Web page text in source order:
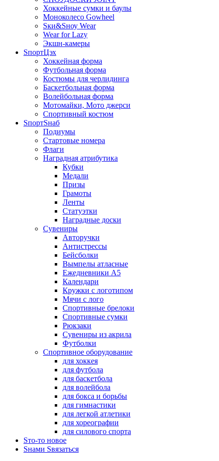
Хоккейные сумки и баулы
Моноколесо Gowheel
Sки&Sноу Wear
Wear for Lazy
Экшн-камеры
SпортЦэх
Хоккейная форма
Футбольная форма
Костюмы для черлидинга
Баскетбольная форма
Волейбольная форма
Мотомайки, Мото джерси
Спортивный костюм
SпортSнаб
Подиумы
Стартовые номера
Флаги
Наградная атрибутика
Кубки
Медали
Призы
Грамоты
Ленты
Статуэтки
Наградные доски
Сувениры
Авторучки
Антистрессы
Бейсболки
Вымпелы атласные
Ежедневники А5
Календари
Кружки с логотипом
Мячи с лого
Спортивные брелоки
Спортивные сумки
Рюкзаки
Сувениры из акрила
Футболки
Спортивное оборудование
для хоккея
для футбола
для баскетбола
для волейбола
для бокса и борьбы
для гимнастики
для легкой атлетики
для хореографии
для силового спорта
Sто-то новое
Sнами Sвязаться